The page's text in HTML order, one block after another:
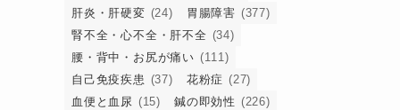
肝炎・肝硬変 (24) 胃腸障害 (377)
腎不全・心不全・肝不全 (34)
腰・背中・お尻が痛い (111)
自己免疫疾患 (37) 花粉症 (27)
血便と血尿 (15) 鍼の即効性 (226)